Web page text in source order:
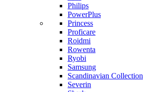
Philips
PowerPlus
Princess
Proficare
Roidmi
Rowenta
Ryobi
Samsung
Scandinavian Collection
Severin